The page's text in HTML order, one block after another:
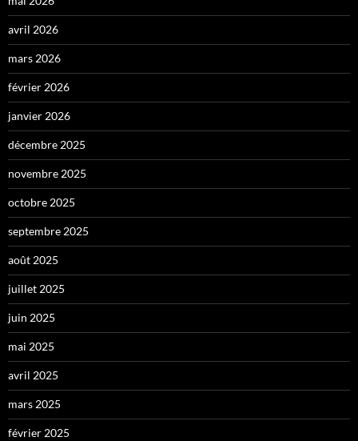
avril 2026
mars 2026
février 2026
janvier 2026
décembre 2025
novembre 2025
octobre 2025
septembre 2025
août 2025
juillet 2025
juin 2025
mai 2025
avril 2025
mars 2025
février 2025